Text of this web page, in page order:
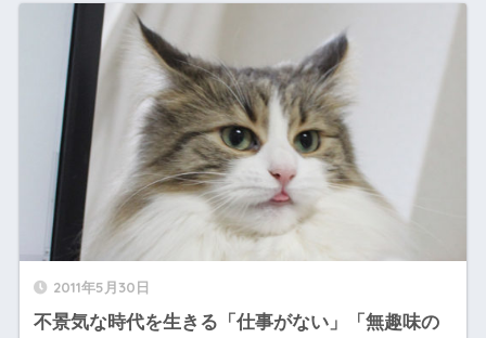
2011年5月30日
不景気な時代を生きる「仕事がない」「無趣味の